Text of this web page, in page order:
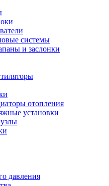
системы
и заслонки
отопления
установки
давления